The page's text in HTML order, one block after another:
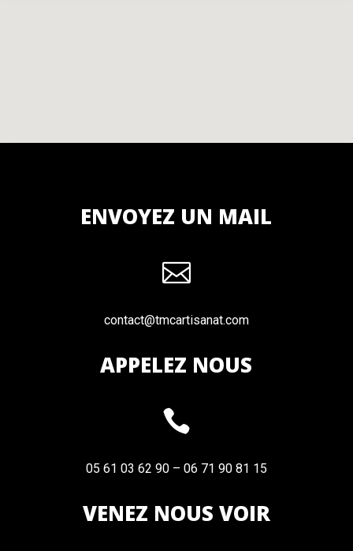
ENVOYEZ UN MAIL

contact@tmcartisanat.com
APPELEZ NOUS

05 61 03 62 90 – 06 71 90 81 15
VENEZ NOUS VOIR